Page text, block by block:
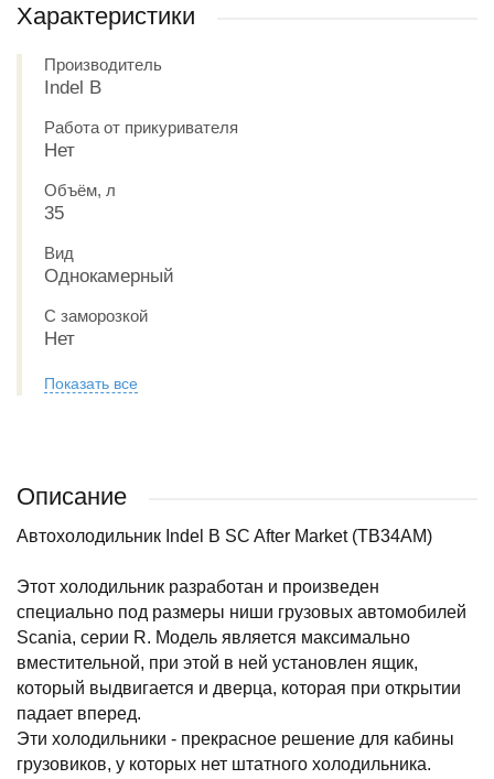
Характеристики
Производитель
Indel B
Работа от прикуривателя
Нет
Объём, л
35
Вид
Однокамерный
С заморозкой
Нет
Показать все
Описание
Автохолодильник Indel B SC After Market (TB34AM)
Этот холодильник разработан и произведен
специально под размеры ниши грузовых автомобилей
Scania, серии R. Модель является максимально
вместительной, при этой в ней установлен ящик,
который выдвигается и дверца, которая при открытии
падает вперед.
Эти холодильники - прекрасное решение для кабины
грузовиков, у которых нет штатного холодильника.